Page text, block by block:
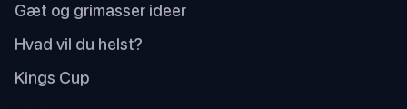
Gæt og grimasser ideer
Hvad vil du helst?
Kings Cup